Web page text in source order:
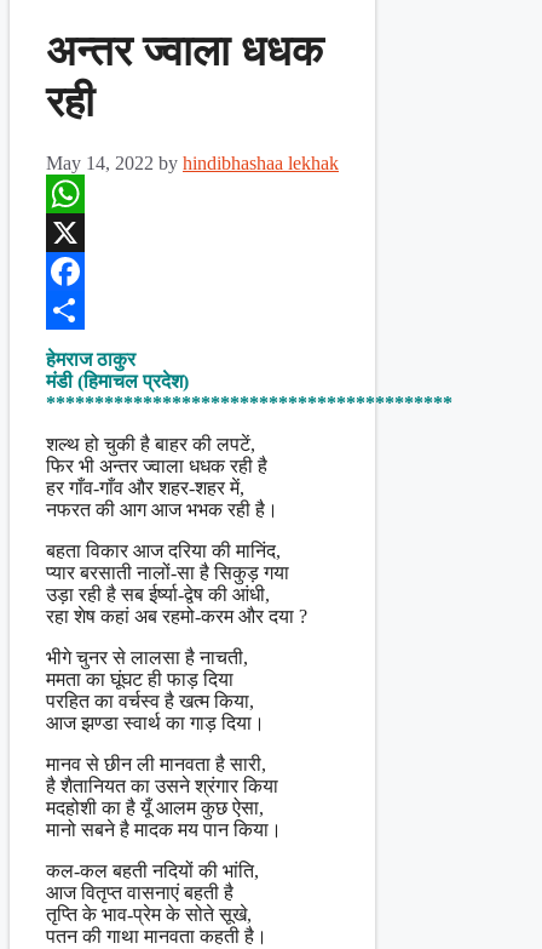
अन्तर ज्वाला धधक
रही
May 14, 2022 by hindibhashaa lekhak
WhatsApp
X
Facebook
Share
हेमराज ठाकुर
मंडी (हिमाचल प्रदेश)
******************************************
शल्थ हो चुकी है बाहर की लपटें,
फिर भी अन्तर ज्वाला धधक रही है
हर गाँव-गाँव और शहर-शहर में,
नफरत की आग आज भभक रही है।
बहता विकार आज दरिया की मानिंद,
प्यार बरसाती नालों-सा है सिकुड़ गया
उड़ा रही है सब ईर्ष्या-द्वेष की आंधी,
रहा शेष कहां अब रहमो-करम और दया ?
भीगे चुनर से लालसा है नाचती,
ममता का घूंघट ही फाड़ दिया
परहित का वर्चस्व है खत्म किया,
आज झण्डा स्वार्थ का गाड़ दिया।
मानव से छीन ली मानवता है सारी,
है शैतानियत का उसने श्रंगार किया
मदहोशी का है यूँ आलम कुछ ऐसा,
मानो सबने है मादक मय पान किया।
कल-कल बहती नदियों की भांति,
आज वितृप्त वासनाएं बहती है
तृप्ति के भाव-प्रेम के सोते सूखे,
पतन की गाथा मानवता कहती है।